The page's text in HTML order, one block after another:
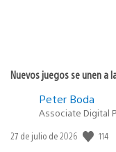
Nuevos juegos se unen a
Peter Boda
Associate Digital
Fecha
27 de julio de 2026 114